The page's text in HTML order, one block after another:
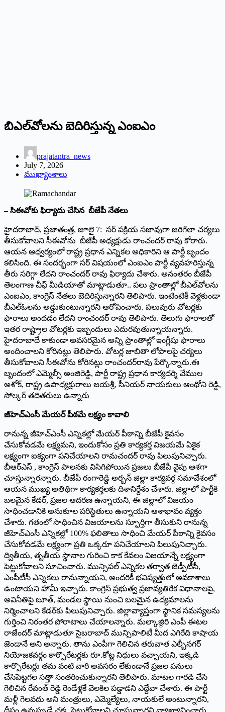
బిఎల్‌వోలను బెదిరిస్తున్న ఎంఐఎం
prajatantra_news
July 7, 2026
ముఖ్యాంశాలు
– సిఈవోకు ఫిర్యాదు చేసిన బీజేపీ నేతలు
హైదరాబాద్‌,‌ ప్రజాతంత్ర, జూలై 7: సర్‌ ‌పక్రియ సజావుగా జరిగేలా చర్యలు
తీసుకోవాలని సీఈవోను బీజేపీ అధ్యక్షుడు రాంచందర్‌ ‌రావు కోరారు.
ఆయన ఆధ్వర్యంలో రాష్ట్ర ప్రధాన ఎన్నికల అధికారిని ఆ పార్టీ బృందం
కలిసింది. ఈ సందర్భంగా సర్‌ ‌విషయంలో ఎంఐఎం పార్టీ వ్యవహరిస్తున్న
తీరు సరిగ్గా లేదని రాంచందర్‌ ‌రావు ఫిర్యాదు చేశారు. అనంతరం బీజేపీ
తెలంగాణ చీఫ్ ‌మీడియాతో మాట్లాడుతూ.. పలు ప్రాంతాల్లో బీఎల్‌వోలను
ఎంఐఎం, కాంగ్రెస్‌ ‌నేతలు బెదిరిస్తున్నారని తెలిపారు. ఇంటింటికీ వెళ్లకుండా
బీఎల్‌ఓలను అడ్డుకుంటున్నారని ఆరోపించారు. పలువురు వోటర్లకు
ఫారాలు అందడం లేదని రాంచందర్‌ ‌రావు తెలిపారు. తెలుగు ఫారాలతో
ఇతర రాష్ట్రాల వోటర్లకు ఇబ్బందులు ఎదురవుతున్నాయన్నారు.
హైదరాబాదే కాకుండా అవసరమైన అన్ని ప్రాంతాల్లో ఇంగ్లీషు ఫారాలు
అందించాలని కోరినట్లు తెలిపారు. వోటర్ల జాబితా లోపాలపై చర్యలు
తీసుకోవాలని సీఈవోను కోరినట్లు రాంచందర్‌రావు పేర్కొన్నారు.ఈ
బృందంలో ఎమ్మెల్సీ అంజిరెడ్డి, పార్టీ రాష్ట్ర ప్రధాన కార్యదర్శి వేముల
అశోక్, రాష్ట్ర ఉపాధ్యక్షురాలు జయశ్రీ, సీనియర్ నాయకులు ఆంథోని రెడ్డి,
సోల్కర్ తదితరులు ఉన్నారు
జీహెచ్‌ఎంసీ మేయర్ పీఠమే లక్ష్యం కావాలి
రానున్న జీహెచ్‌ఎంసీ ఎన్నికల్లో మేయర్ పీఠాన్ని బీజేపీ కైవసం
చేసుకోవడమే లక్ష్యమని, ఇందుకోసం ప్రతి కార్యకర్త విజయమే ఏకైక
లక్ష్యంగా ఐక్యంగా పనిచేయాలని రామచందర్ రావు పిలుపునిచ్చారు.
బీఆర్‌ఎస్ , కాంగ్రెస్ పాలనకు విసిగిపోయిన ప్రజలు బీజేపీ వైపు ఆశగా
చూస్తున్నారన్నారు. బీజేపీ రంగారెడ్డి అర్బన్ జిల్లా కార్యవర్గ సమావేశంలో
ఆయన ముఖ్య అతిథిగా కార్యకర్తలకు దిశానిర్దేశం చేశారు. జిల్లాలో పార్టీకి
బలమైన కేడర్, ప్రజల ఆదరణ ఉన్నాయని, ఈ జిల్లాలో విజయం
సాధించడానికి అనుకూల పరిస్థితులు ఉన్నాయని ఆశాభావం వ్యక్తం
చేశారు. గతంలో సాధించిన విజయాలను స్ఫూర్తిగా తీసుకుని రానున్న
జీహెచ్‌ఎంసీ ఎన్నికల్లో 100% ఫలితాలు సాధించి మేయర్ పీఠాన్ని కైవసం
చేసుకోవడమే లక్ష్యంగా ప్రతి ఒక్కరూ పనిచేయాలని పిలుపునిచ్చారు.
ద్వితీయ, తృతీయ స్థానాల గురించి కాక కేవలం విజయాన్నే లక్ష్యంగా
పెట్టుకోవాలని సూచించారు. మున్సిపల్ ఎన్నికల తర్వాత జెడ్పీటీసీ,
ఎంపీటీసీ ఎన్నికలు రానున్నాయని, అందరికీ భవిష్యత్తులో అవకాశాలు
ఉంటాయని హామీ ఇచ్చారు. కాంగ్రెస్ ప్రభుత్వ ప్రజావ్యతిరేక విధానాలపై,
అవినీతిపై బూత్, మండల స్థాయి నుంచి బలమైన ఉద్యమాలను
నిర్మించాలని కేడర్‌కు పిలుపునిచ్చారు. జిల్లావ్యాప్తంగా స్థానిక సమస్యలను
గుర్తించి నిరంతర పోరాటాలు చేయాలన్నారు. మల్కాజ్గిరి ఎంపీ ఈటల
రాజేందర్ మాట్లాడుతూ సైబరాబాద్ మున్సిపాలిటీ మీద ఎగిరేది కాషాయ
జెండానే అని అన్నారు. తాను ఎంపీగా గెలిచిన తరువాత ఎల్బీనగర్
నియోజకవర్గం కార్పొరేటర్లకు రూ.కోట్ల నిధులు వచ్చాయని, ఇక్కడి
కార్పొరేటర్లు తమ వంటి వారి అవసరం లేకుండానే ప్రజల పనులు
చేసిపెట్టగల సత్తా సంతరించుకున్నారని తెలిపారు. మాటల గారడి చేసి
గెలిచిన రేవంత్ రెడ్డి రెండేళ్లకే వెలకిల పడ్డాడని ఎద్దేవా చేశారు. ఈ పార్టీ
మళ్లీ గెలవదు అని మంత్రులు, ఎమ్మెల్యేలు, నాయకులే అంటున్నారని,
దీపం ఉన్నప్పుడే చక్క పెట్టుకోవాలని చూస్తున్నారని వ్యాఖ్యానించారు.